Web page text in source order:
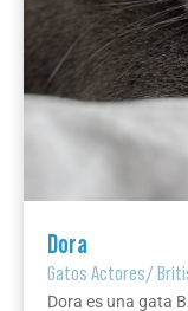
Dora
Gatos Actores/
Dora es una gata